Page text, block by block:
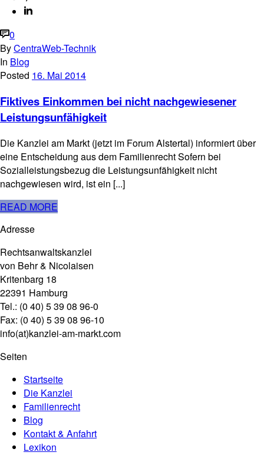
0
ByCentraWeb-Technik
In Blog
Posted 16. Mai 2014
Fiktives Einkommen bei nicht nachgewiesener
Leistungsunfähigkeit
Die Kanzlei am Markt (jetzt im Forum Alstertal) informiert über
eine Entscheidung aus dem Familienrecht Sofern bei
Sozialleistungsbezug die Leistungsunfähigkeit nicht
nachgewiesen wird, ist ein [...]
READ MORE
Adresse
Rechtsanwaltskanzlei
von Behr & Nicolaisen
Kritenbarg 18
22391 Hamburg
Tel.: (0 40) 5 39 08 96-0
Fax: (0 40) 5 39 08 96-10
info(at)kanzlei-am-markt.com
Seiten
Startseite
Die Kanzlei
Familienrecht
Blog
Kontakt & Anfahrt
Lexikon